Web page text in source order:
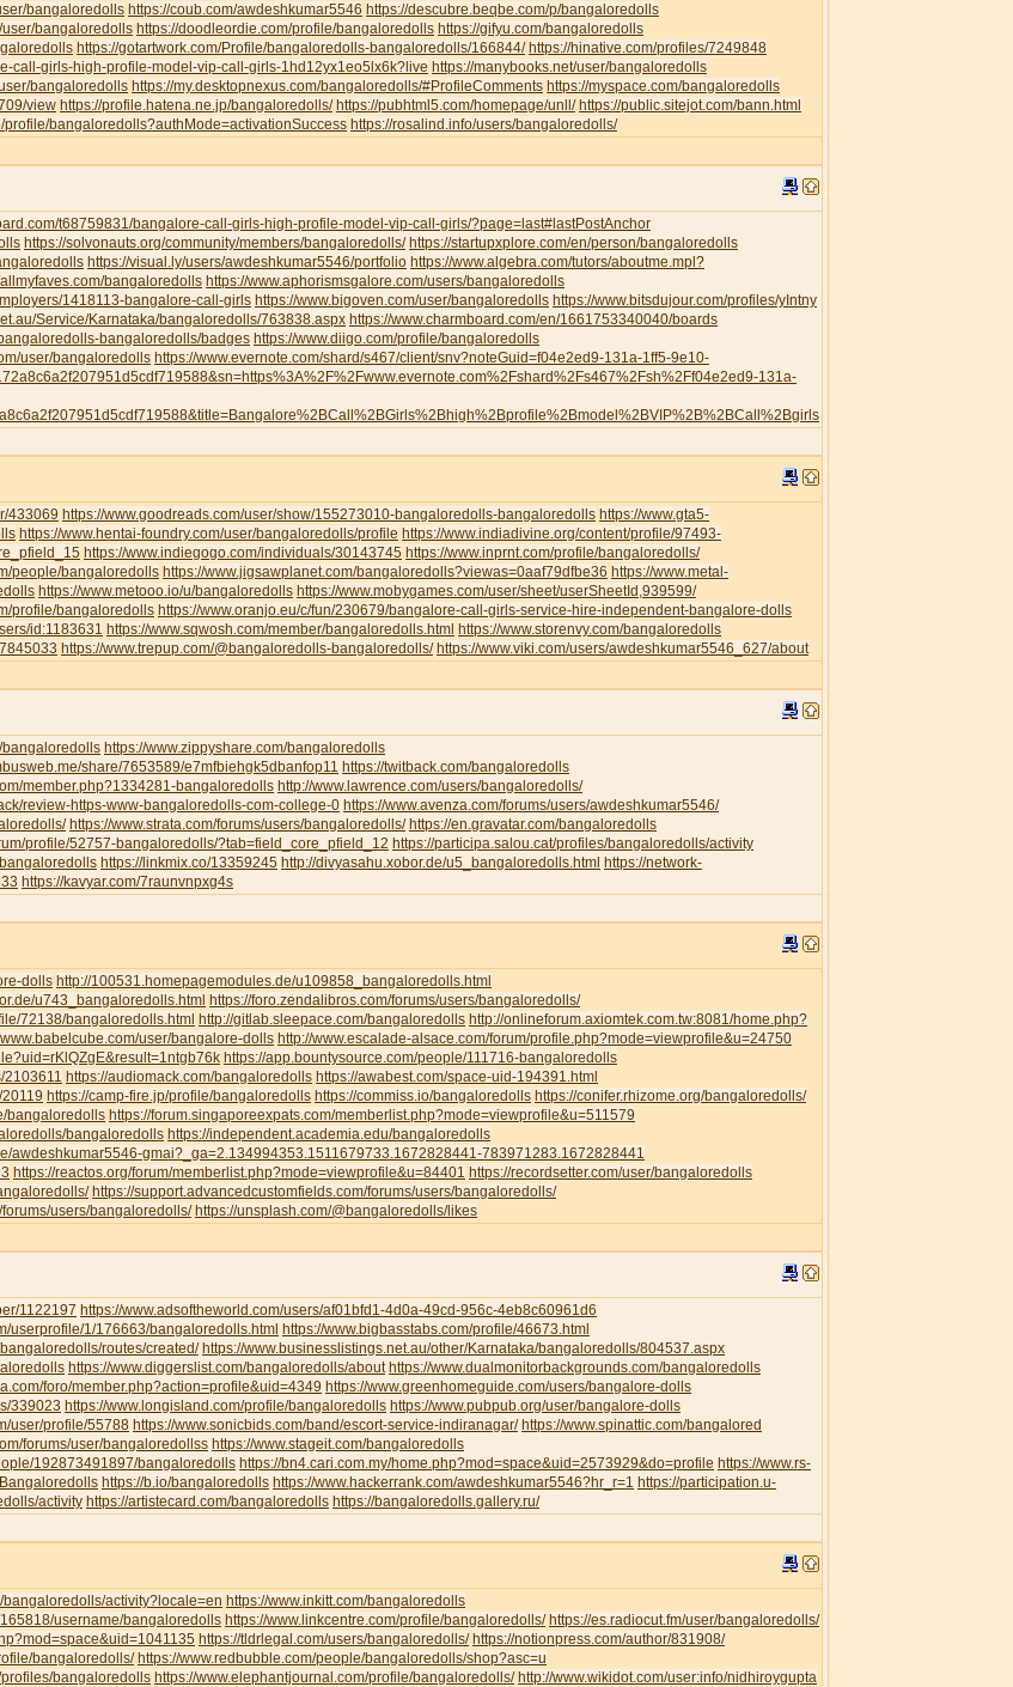
bangaloredolls https://coub.com/awdeshkumar5546 https://descubre.beqbe.com/p/bangaloredolls
user/bangaloredolls https://doodleordie.com/profile/bangaloredolls https://gifyu.com/bangaloredolls
https://gotartwork.com/Profile/bangaloredolls-bangaloredolls/166844/ https://hinative.com/profiles/7249848
call-girls-high-profile-model-vip-call-girls-1hd12yx1eo5lx6k?live https://manybooks.net/user/bangaloredolls
bangaloredolls https://my.desktopnexus.com/bangaloredolls/#ProfileComments https://myspace.com/bangaloredolls
view https://profile.hatena.ne.jp/bangaloredolls/ https://pubhtml5.com/homepage/unll/ https://public.sitejot.com/bann.html
profile/bangaloredolls?authMode=activationSuccess https://rosalind.info/users/bangaloredolls/
t68759831/bangalore-call-girls-high-profile-model-vip-call-girls/?page=last#lastPostAnchor
https://solvonauts.org/community/members/bangaloredolls/ https://startupxplore.com/en/person/bangaloredolls
https://visual.ly/users/awdeshkumar5546/portfolio https://www.algebra.com/tutors/aboutme.mpl?
allmyfaves.com/bangaloredolls https://www.aphorismsgalore.com/users/bangaloredolls
1418113-bangalore-call-girls https://www.bigoven.com/user/bangaloredolls https://www.bitsdujour.com/profiles/yIntny
Service/Karnataka/bangaloredolls/763838.aspx https://www.charmboard.com/en/1661753340040/boards
bangaloredolls/badges https://www.diigo.com/profile/bangaloredolls
user/bangaloredolls https://www.evernote.com/shard/s467/client/snv?noteGuid=f04e2ed9-131a-1ff5-9e10-
131a-
433069 https://www.goodreads.com/user/show/155273010-bangaloredolls-bangaloredolls https://www.gta5-
https://www.hentai-foundry.com/user/bangaloredolls/profile https://www.indiadivine.org/content/profile/97493-
https://www.indiegogo.com/individuals/30143745 https://www.inprnt.com/profile/bangaloredolls/
people/bangaloredolls https://www.jigsawplanet.com/bangaloredolls?viewas=0aaf79dfbe36 https://www.metal-
https://www.metooo.io/u/bangaloredolls https://www.mobygames.com/user/sheet/userSheetId,939599/
profile/bangaloredolls https://www.oranjo.eu/c/fun/230679/bangalore-call-girls-service-hire-independent-bangalore-dolls
id:1183631 https://www.sqwosh.com/member/bangaloredolls.html https://www.storenvy.com/bangaloredolls
https://www.trepup.com/@bangaloredolls-bangaloredolls/ https://www.viki.com/users/awdeshkumar5546_627/about
bangaloredolls https://www.zippyshare.com/bangaloredolls
share/7653589/e7mfbiehgk5dbanfop11 https://twitback.com/bangaloredolls
member.php?1334281-bangaloredolls http://www.lawrence.com/users/bangaloredolls/
review-https-www-bangaloredolls-com-college-0 https://www.avenza.com/forums/users/awdeshkumar5546/
https://www.strata.com/forums/users/bangaloredolls/ https://en.gravatar.com/bangaloredolls
profile/52757-bangaloredolls/?tab=field_core_pfield_12 https://participa.salou.cat/profiles/bangaloredolls/activity
https://linkmix.co/13359245 http://divyasahu.xobor.de/u5_bangaloredolls.html https://network-
https://kavyar.com/7raunvnpxg4s
dolls http://100531.homepagemodules.de/u109858_bangaloredolls.html
u743_bangaloredolls.html https://foro.zendalibros.com/forums/users/bangaloredolls/
72138/bangaloredolls.html http://gitlab.sleepace.com/bangaloredolls http://onlineforum.axiomtek.com.tw:8081/home.php?
www.babelcube.com/user/bangalore-dolls http://www.escalade-alsace.com/forum/profile.php?mode=viewprofile&u=24750
https://app.bountysource.com/people/111716-bangaloredolls
2103611 https://audiomack.com/bangaloredolls https://awabest.com/space-uid-194391.html
https://camp-fire.jp/profile/bangaloredolls https://commiss.io/bangaloredolls https://conifer.rhizome.org/bangaloredolls/
bangaloredolls https://forum.singaporeexpats.com/memberlist.php?mode=viewprofile&u=511579
bangaloredolls https://independent.academia.edu/bangaloredolls
awdeshkumar5546-gmai?_ga=2.134994353.1511679733.1672828441-783971283.1672828441
https://reactos.org/forum/memberlist.php?mode=viewprofile&u=84401 https://recordsetter.com/user/bangaloredolls
https://support.advancedcustomfields.com/forums/users/bangaloredolls/
users/bangaloredolls/ https://unsplash.com/@bangaloredolls/likes
1122197 https://www.adsoftheworld.com/users/af01bfd1-4d0a-49cd-956c-4eb8c60961d6
userprofile/1/176663/bangaloredolls.html https://www.bigbasstabs.com/profile/46673.html
routes/created/ https://www.businesslistings.net.au/other/Karnataka/bangaloredolls/804537.aspx
https://www.diggerslist.com/bangaloredolls/about https://www.dualmonitorbackgrounds.com/bangaloredolls
foro/member.php?action=profile&uid=4349 https://www.greenhomeguide.com/users/bangalore-dolls
339023 https://www.longisland.com/profile/bangaloredolls https://www.pubpub.org/user/bangalore-dolls
user/profile/55788 https://www.sonicbids.com/band/escort-service-indiranagar/ https://www.spinattic.com/bangalored
forums/user/bangaloredollss https://www.stageit.com/bangaloredolls
192873491897/bangaloredolls https://bn4.cari.com.my/home.php?mod=space&uid=2573929&do=profile https://www.rs-
https://b.io/bangaloredolls https://www.hackerrank.com/awdeshkumar5546?hr_r=1 https://participation.u-
activity https://artistecard.com/bangaloredolls https://bangaloredolls.gallery.ru/
bangaloredolls/activity?locale=en https://www.inkitt.com/bangaloredolls
username/bangaloredolls https://www.linkcentre.com/profile/bangaloredolls/ https://es.radiocut.fm/user/bangaloredolls/
https://tldrlegal.com/users/bangaloredolls/ https://notionpress.com/author/831908/
bangaloredolls/ https://www.redbubble.com/people/bangaloredolls/shop?asc=u
profiles/bangaloredolls https://www.elephantjournal.com/profile/bangaloredolls/ http://www.wikidot.com/user:info/nidhiroygupta